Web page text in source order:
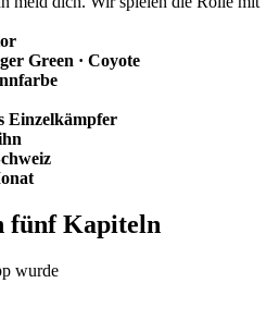
Green · Coyote
Einzelkämpfer
fünf Kapiteln
wurde